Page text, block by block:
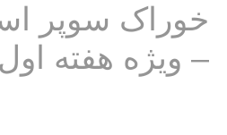
خوراک سوپر
– ویژه هفته